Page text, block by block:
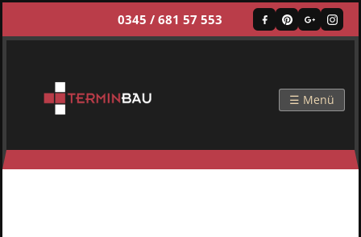
0345 / 681 57 553
☰ Menü